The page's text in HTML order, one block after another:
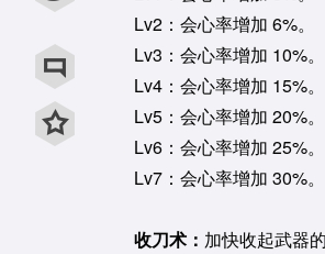
Lv2：会心率增加 6%。
Lv3：会心率增加 10%。
Lv4：会心率增加 15%。
Lv5：会心率增加 20%。
Lv6：会心率增加 25%。
Lv7：会心率增加 30%。
收刀术： 加快收起武器的
用微信扫描二维码
用QQ扫描二维码